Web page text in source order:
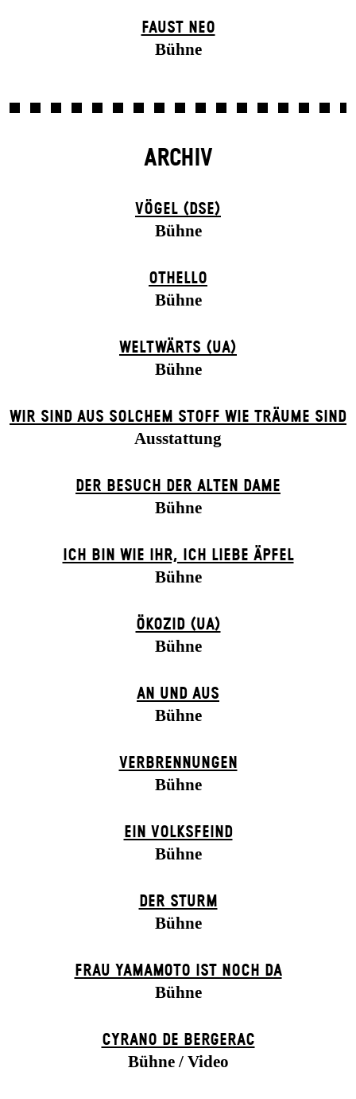
FAUST NEO
Bühne
ARCHIV
VÖGEL (DSE)
Bühne
OTHELLO
Bühne
WELTWÄRTS (UA)
Bühne
WIR SIND AUS SOLCHEM STOFF WIE TRÄUME SIND
Ausstattung
DER BE­SUCH DER ALT­EN DA­ME
Bühne
ICH BIN WIE IHR, ICH LIEBE ÄPFEL
Bühne
ÖKOZID (UA)
Bühne
AN UND AUS
Bühne
VERBRENNUNGEN
Bühne
EIN VOLKS­FEIND
Bühne
DER STURM
Bühne
FRAU YAMAMOTO IST NOCH DA
Bühne
CYRANO DE BERGERAC
Bühne / Video